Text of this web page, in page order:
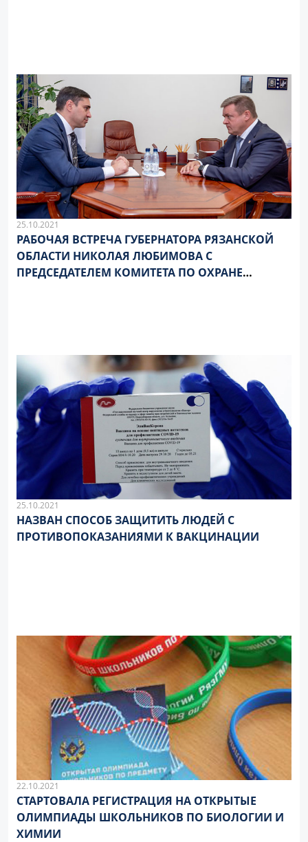
25.10.2021
РАБОЧАЯ ВСТРЕЧА ГУБЕРНАТОРА РЯЗАНСКОЙ
ОБЛАСТИ НИКОЛАЯ ЛЮБИМОВА С
ПРЕДСЕДАТЕЛЕМ КОМИТЕТА ПО ОХРАНЕ
25.10.2021
НАЗВАН СПОСОБ ЗАЩИТИТЬ ЛЮДЕЙ С
ПРОТИВОПОКАЗАНИЯМИ К ВАКЦИНАЦИИ
22.10.2021
СТАРТОВАЛА РЕГИСТРАЦИЯ НА ОТКРЫТЫЕ
ОЛИМПИАДЫ ШКОЛЬНИКОВ ПО БИОЛОГИИ И
ХИМИИ